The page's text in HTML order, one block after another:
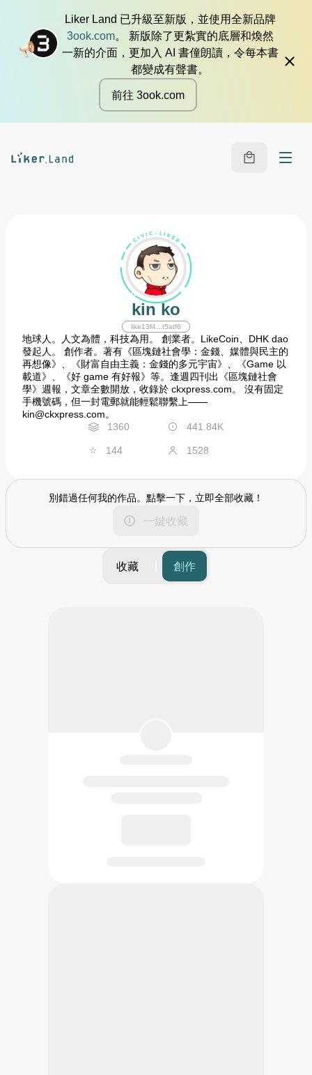
Liker Land 已升級至新版，並使用全新品牌
3ook.com。 新版除了更紮實的底層和煥然
一新的介面，更加入 AI 書僮朗讀，令每本書
都變成有聲書。
前往 3ook.com
kin ko
like13f4...t5atf6
地球人。人文為體，科技為用。 創業者。LikeCoin、DHK dao
發起人。 創作者。著有《區塊鏈社會學：金錢、媒體與民主的
再想像》、《財富自由主義：金錢的多元宇宙》、《Game 以
載道》、《好 game 有好報》等。逢週四刊出《區塊鏈社會
學》週報，文章全數開放，收錄於 ckxpress.com。 沒有固定
手機號碼，但一封電郵就能輕鬆聯繫上——
kin@ckxpress.com。
1360
441.84K
144 1528
別錯過任何我的作品。點擊一下，立即全部收藏！
一鍵收藏
收藏 創作